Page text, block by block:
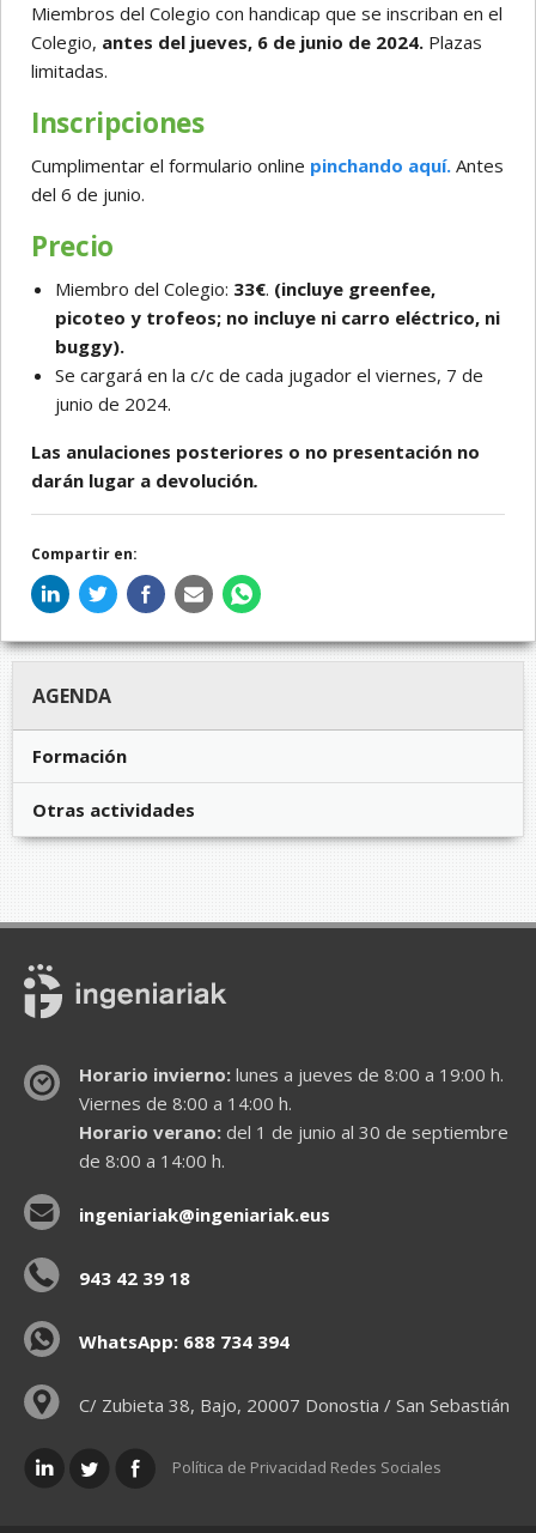
Miembros del Colegio con handicap que se inscriban en el
Colegio, antes del jueves, 6 de junio de 2024. Plazas
limitadas.
Inscripciones
Cumplimentar el formulario online pinchando aquí. Antes
del 6 de junio.
Precio
Miembro del Colegio: 33€. (incluye greenfee,
picoteo y trofeos; no incluye ni carro eléctrico, ni
buggy).
Se cargará en la c/c de cada jugador el viernes, 7 de
junio de 2024.
Las anulaciones posteriores o no presentación no
darán lugar a devolución.
Compartir en:
AGENDA
Formación
Otras actividades
Horario invierno:lunes a jueves de 8:00 a 19:00 h.
Viernes de 8:00 a 14:00 h.
Horario verano:del 1 de junio al 30 de septiembre
de 8:00 a 14:00 h.
ingeniariak@ingeniariak.eus
943 42 39 18
WhatsApp: 688 734 394
C/ Zubieta 38, Bajo, 20007 Donostia / San Sebastián
Política de Privacidad Redes Sociales